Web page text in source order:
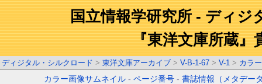
国立情報学研究所 - ディジ
『東洋文庫所蔵』
ディジタル・シルクロード > 東洋文庫アーカイブ > V-B-1-67 > V-1 > カラ
カラー画像サムネイル -ページ番号 -書誌情報（メタデー